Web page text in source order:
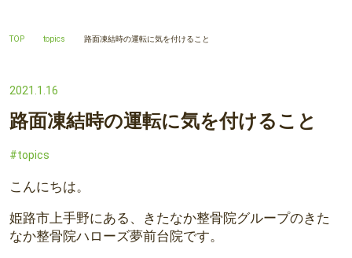
TOP topics 路面凍結時の運転に気を付けること
2021.1.16
路面凍結時の運転に気を付けること
topics
こんにちは。
姫路市上手野にある、きたなか整骨院グループのきた
なか整骨院ハローズ夢前台院です。